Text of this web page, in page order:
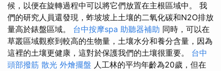
候，以便在旋轉過程中可以將它們放置在主根區域中。 我
們的研究人員還發現，蚱坡坡上土壤的二氧化碳和N2O排放
量高於錶盤區域。 台中按摩spa 助聽器補助 同時，可以在
草叢區域觀察到較高的生物量，土壤水分和養分含量，因為
這裡的土壤更健康，這對於保護我們的土壤很重要。 台中
頭部撥筋 散光 外燴擺盤 人工林的平均年齡為20歲，但在